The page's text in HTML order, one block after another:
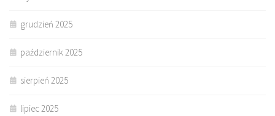
grudzień 2025
październik 2025
sierpień 2025
lipiec 2025